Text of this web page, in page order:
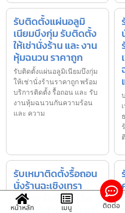
รับติดตั้งแผ่นอลูมิ
เนียมบึงกุ่ม รับติดตั้ง
ให้เช่านั่งร้าน และ งาน
หุ้มฉนวน ราคาถูก
รับติดตั้งแผ่นอลูมิเนียมบึงกุ่ม
ให้เช่านั่งร้านราคาถูก พร้อม
บริการติดตั้ง รื้อถอน และ รับ
งานหุ้มฉนวนกันความร้อน
และ ความ
รับเหมาติดตั้งรื้อถอน
นั่งร้านฉะเชิงเทรา
บริการ รับติดตั้ง รื้อ
ถอน ให้เช่านั่งร้าน และ
หน้าหลัก เมนู ติดต่อ